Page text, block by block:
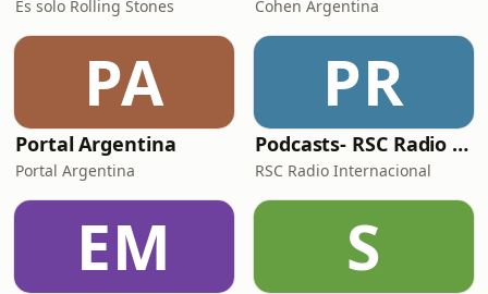
Es solo Rolling Stones Cohen Argentina
PA
Portal Argentina
Portal Argentina
PR
Podcasts- RSC Radio Internacional
RSC Radio Internacional
EM S